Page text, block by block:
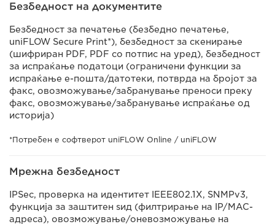
Безбедност на документите
Безбедност за печатење (безбедно печатење,
uniFLOW Secure Print*), безбедност за скенирање
(шифриран PDF, PDF со потпис на уред), безбедност
за испраќање податоци (ограничени функции за
испраќање е-пошта/датотеки, потврда на бројот за
факс, овозможување/забранување преноси преку
факс, овозможување/забранување испраќање од
историја)
*Потребен е софтверот uniFLOW Online / uniFLOW
Мрежна безбедност
IPSec, проверка на идентитет IEEE802.1X, SNMPv3,
функција за заштитен ѕид (филтрирање на IP/MAC-
адреса), овозможување/оневозможување на